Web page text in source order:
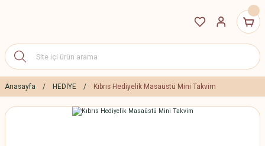
Anasayfa HEDİYE Kıbrıs Hediyelik Masaüstü Mini Takvim